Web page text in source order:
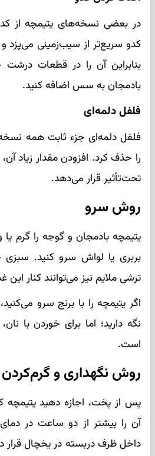
در بعضی نسخه‌های یتیمچه از
کدو سریع‌تر از سیب‌زمینی می‌پزد
بنابراین آن را در قطعات
بادمجان به سس اضافه کنید.
فلفل دلمه‌ای
فلفل دلمه‌ای جزء ثابت همه
را حذف کرد. افزودن مقدار زیاد
تحت‌تأثیر قرار می‌دهد.
روش سرو
یتیمچه بادمجان و گوجه را گرم
بربری یا لواش سرو کنید.
ترشی ملایم نیز می‌توانند کنار این
اگر یتیمچه را با برنج سرو
نگه دارید؛ اما برای خوردن با
است.
روش نگهداری و گرم‌کردن
پس از پخت، اجازه دهید یتیمچه
آن را بیشتر از دو ساعت در دمای